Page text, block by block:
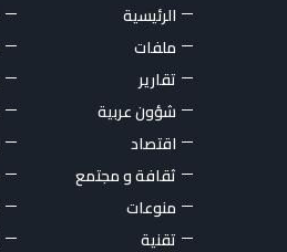
الرئيسية
ملفات
تقارير
شؤون عربية
اقتصاد
ثقافة و مجتمع
منوعات
تقنية